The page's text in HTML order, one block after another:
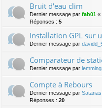
Bruit d'eau clim
Dernier message par fab01 «
Réponses : 5
Installation GPL sur
Dernier message par
Comparateur de
Dernier message par
Compte à Rebours
Dernier message par Satanas
Réponses : 20